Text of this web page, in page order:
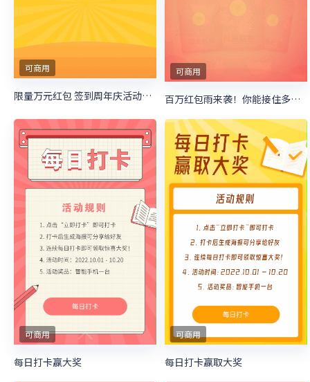
可商用
限量万元红包 签到周年庆活动等你来抽
可商用
百万红包雨来袭！你能接住多少现金呢
可商用
每日打卡赢大奖
可商用
每日打卡赢取大奖